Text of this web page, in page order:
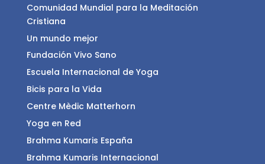
Comunidad Mundial para la Meditación
Cristiana
Un mundo mejor
Fundación Vivo Sano
Escuela Internacional de Yoga
Bicis para la Vida
Centre Mèdic Matterhorn
Yoga en Red
Brahma Kumaris España
Brahma Kumaris Internacional